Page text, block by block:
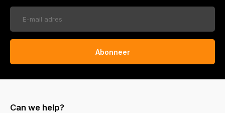
Abonneer
Can we help?